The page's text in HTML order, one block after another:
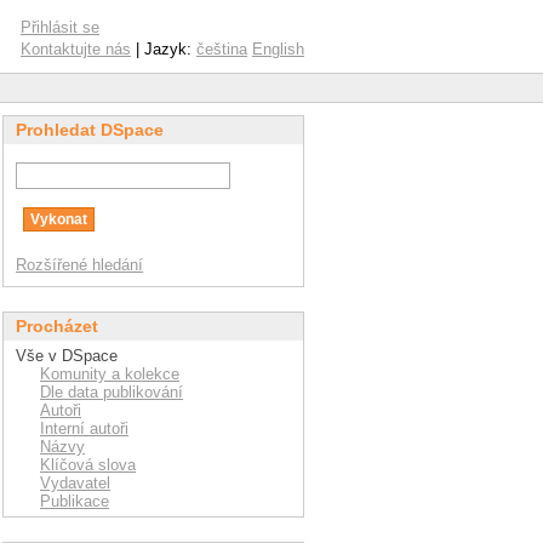
Přihlásit se
Kontaktujte nás | Jazyk: čeština English
Prohledat DSpace
Rozšířené hledání
Procházet
Vše v DSpace
Komunity a kolekce
Dle data publikování
Autoři
Interní autoři
Názvy
Klíčová slova
Vydavatel
Publikace